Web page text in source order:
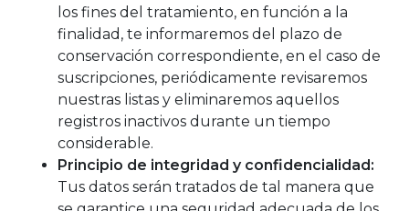
los fines del tratamiento, en función a la
finalidad, te informaremos del plazo de
conservación correspondiente, en el caso de
suscripciones, periódicamente revisaremos
nuestras listas y eliminaremos aquellos
registros inactivos durante un tiempo
considerable.
Principio de integridad y confidencialidad:
Tus datos serán tratados de tal manera que